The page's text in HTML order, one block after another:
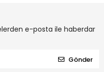
e-posta ile haberdar
Gönder